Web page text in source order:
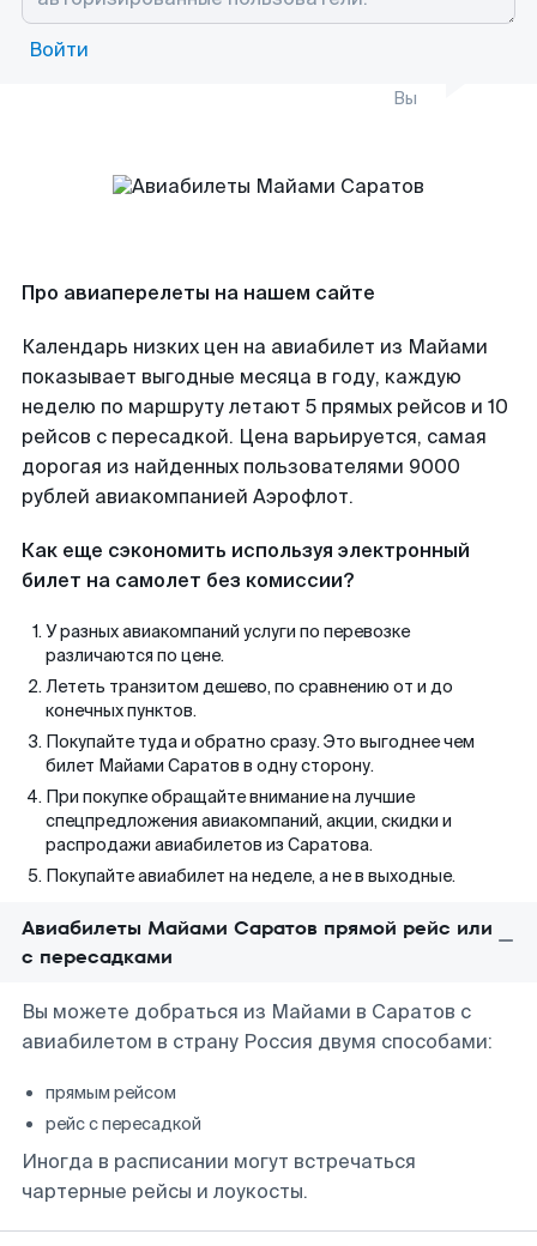
Войти
Вы
Про авиаперелеты на нашем сайте
Календарь низких цен на авиабилет из Майами
показывает выгодные месяца в году, каждую
неделю по маршруту летают 5 прямых рейсов и 10
рейсов с пересадкой. Цена варьируется, самая
дорогая из найденных пользователями 9000
рублей авиакомпанией Аэрофлот.
Как еще сэкономить используя электронный
билет на самолет без комиссии?
У разных авиакомпаний услуги по перевозке
различаются по цене.
Лететь транзитом дешево, по сравнению от и до
конечных пунктов.
Покупайте туда и обратно сразу. Это выгоднее чем
билет Майами Саратов в одну сторону.
При покупке обращайте внимание на лучшие
спецпредложения авиакомпаний, акции, скидки и
распродажи авиабилетов из Саратова.
Покупайте авиабилет на неделе, а не в выходные.
Авиабилеты Майами Саратов прямой рейс или
с пересадками
Вы можете добраться из Майами в Саратов с
авиабилетом в страну Россия двумя способами:
прямым рейсом
рейс с пересадкой
Иногда в расписании могут встречаться
чартерные рейсы и лоукосты.